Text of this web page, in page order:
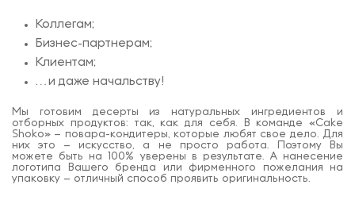
Коллегам;
Бизнес-партнерам;
Клиентам;
…и даже начальству!
Мы готовим десерты из натуральных ингредиентов и
отборных продуктов: так, как для себя. В команде «Cake
Shoko» – повара-кондитеры, которые любят свое дело. Для
них это – искусство, а не просто работа. Поэтому Вы
можете быть на 100% уверены в результате. А нанесение
логотипа Вашего бренда или фирменного пожелания на
упаковку – отличный способ проявить оригинальность.